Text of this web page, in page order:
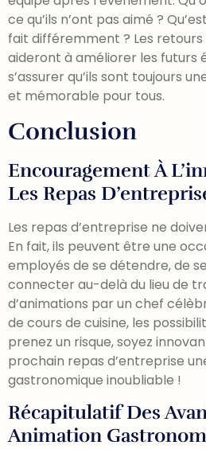
ce qu’ils n’ont pas aimé ?
fait différemment ? Les
aideront à améliorer les futurs
s’assurer qu’ils sont toujours
et mémorable pour tous.
Conclusion
Encouragement À
Les Repas
Les repas d’entreprise ne
En fait, ils peuvent être une
employés de se détendre, de
connecter au-delà du lieu de
d’animations par un chef
de cours de cuisine, les
prenez un risque, soyez
prochain repas d’entreprise
gastronomique inoubliable !
Récapitulatif Des
Animation